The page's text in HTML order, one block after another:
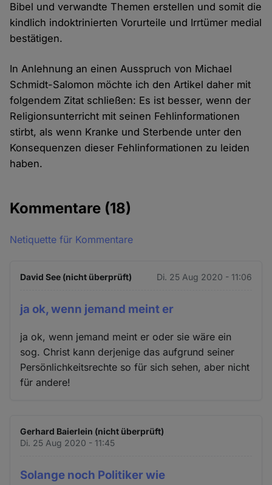
Bibel und verwandte Themen erstellen und somit die
kindlich indoktrinierten Vorurteile und Irrtümer medial
bestätigen.
In Anlehnung an einen Ausspruch von Michael
Schmidt-Salomon möchte ich den Artikel daher mit
folgendem Zitat schließen: Es ist besser, wenn der
Religionsunterricht mit seinen Fehlinformationen
stirbt, als wenn Kranke und Sterbende unter den
Konsequenzen dieser Fehlinformationen zu leiden
haben.
Kommentare (18)
Netiquette für Kommentare
David See (nicht überprüft) Di. 25 Aug 2020 - 11:06
ja ok, wenn jemand meint er
ja ok, wenn jemand meint er oder sie wäre ein
sog. Christ kann derjenige das aufgrund seiner
Persönlichkeitsrechte so für sich sehen, aber nicht
für andere!
Gerhard Baierlein (nicht überprüft)
Di. 25 Aug 2020 - 11:45
Solange noch Politiker wie